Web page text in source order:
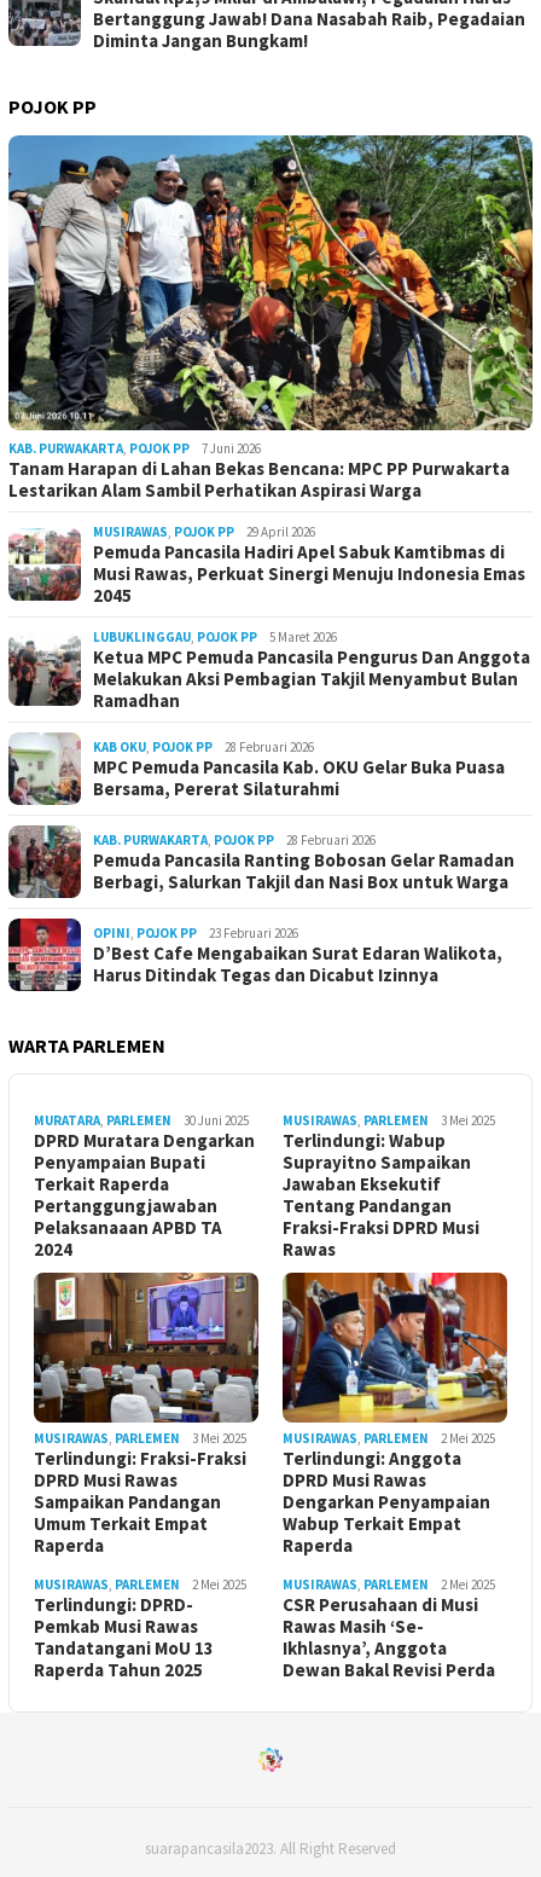
Bertanggung Jawab! Dana Nasabah Raib, Pegadaian
Diminta Jangan Bungkam!
POJOK PP
KAB. PURWAKARTA, POJOK PP 7 Juni 2026
Tanam Harapan di Lahan Bekas Bencana: MPC PP Purwakarta
Lestarikan Alam Sambil Perhatikan Aspirasi Warga
MUSIRAWAS, POJOK PP 29 April 2026
Pemuda Pancasila Hadiri Apel Sabuk Kamtibmas di
Musi Rawas, Perkuat Sinergi Menuju Indonesia Emas
2045
LUBUKLINGGAU, POJOK PP 5 Maret 2026
Ketua MPC Pemuda Pancasila Pengurus Dan Anggota
Melakukan Aksi Pembagian Takjil Menyambut Bulan
Ramadhan
KAB OKU, POJOK PP 28 Februari 2026
MPC Pemuda Pancasila Kab. OKU Gelar Buka Puasa
Bersama, Pererat Silaturahmi
KAB. PURWAKARTA, POJOK PP 28 Februari 2026
Pemuda Pancasila Ranting Bobosan Gelar Ramadan
Berbagi, Salurkan Takjil dan Nasi Box untuk Warga
OPINI, POJOK PP 23 Februari 2026
D’Best Cafe Mengabaikan Surat Edaran Walikota,
Harus Ditindak Tegas dan Dicabut Izinnya
WARTA PARLEMEN
MURATARA, PARLEMEN 30 Juni 2025
DPRD Muratara Dengarkan
Penyampaian Bupati
Terkait Raperda
Pertanggungjawaban
Pelaksanaaan APBD TA
2024
MUSIRAWAS, PARLEMEN 3 Mei 2025
Terlindungi: Wabup
Suprayitno Sampaikan
Jawaban Eksekutif
Tentang Pandangan
Fraksi-Fraksi DPRD Musi
Rawas
MUSIRAWAS, PARLEMEN 3 Mei 2025
Terlindungi: Fraksi-Fraksi
DPRD Musi Rawas
Sampaikan Pandangan
Umum Terkait Empat
Raperda
MUSIRAWAS, PARLEMEN 2 Mei 2025
Terlindungi: Anggota
DPRD Musi Rawas
Dengarkan Penyampaian
Wabup Terkait Empat
Raperda
MUSIRAWAS, PARLEMEN 2 Mei 2025
Terlindungi: DPRD-
Pemkab Musi Rawas
Tandatangani MoU 13
Raperda Tahun 2025
MUSIRAWAS, PARLEMEN 2 Mei 2025
CSR Perusahaan di Musi
Rawas Masih ‘Se-
Ikhlasnya’, Anggota
Dewan Bakal Revisi Perda ‎
suarapancasila2023. All Right Reserved